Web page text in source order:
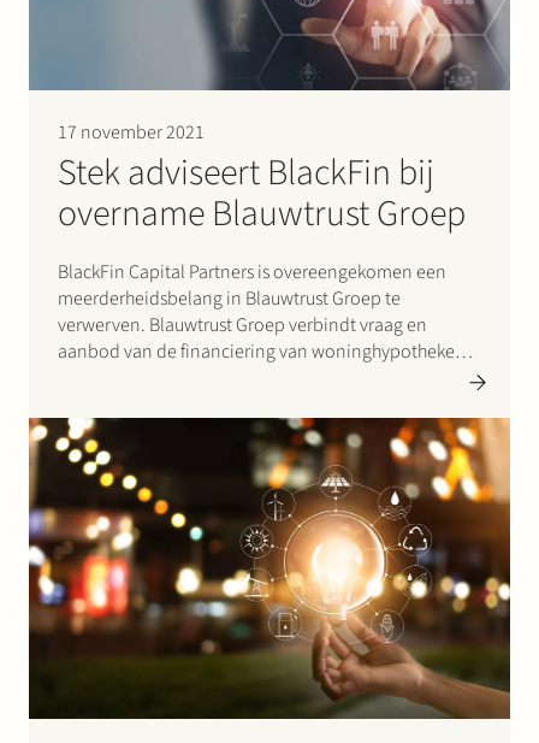
17 november 2021
Stek adviseert BlackFin bij
overname Blauwtrust Groep
BlackFin Capital Partners is overeengekomen een
meerderheidsbelang in Blauwtrust Groep te
verwerven. Blauwtrust Groep verbindt vraag en
aanbod van de financiering van woninghypotheken
toonaangevende private equity platform dat zich
focust op groeiende bedrijven in de financiële…